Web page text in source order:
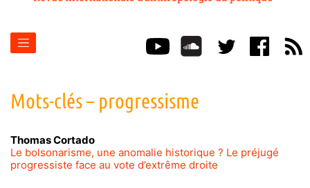
Mots-clés – progressisme
ThomasCortado
Le bolsonarisme, une anomalie historique ? Le préjugé
progressiste face au vote d’extrême droite